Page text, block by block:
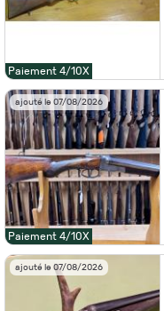
Paiement 4/10X
ajouté le 07/08/2026
Paiement 4/10X
ajouté le 07/08/2026